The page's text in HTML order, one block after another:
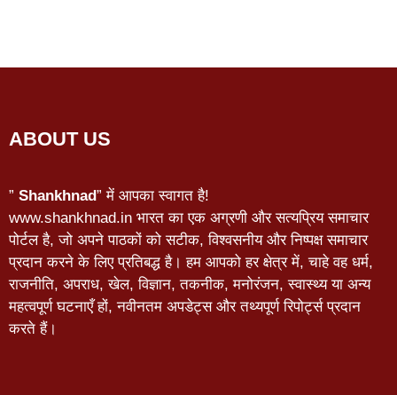
ABOUT US
” Shankhnad” में आपका स्वागत है!
www.shankhnad.in भारत का एक अग्रणी और सत्यप्रिय समाचार
पोर्टल है, जो अपने पाठकों को सटीक, विश्वसनीय और निष्पक्ष समाचार
प्रदान करने के लिए प्रतिबद्ध है। हम आपको हर क्षेत्र में, चाहे वह धर्म,
राजनीति, अपराध, खेल, विज्ञान, तकनीक, मनोरंजन, स्वास्थ्य या अन्य
महत्वपूर्ण घटनाएँ हों, नवीनतम अपडेट्स और तथ्यपूर्ण रिपोर्ट्स प्रदान
करते हैं।